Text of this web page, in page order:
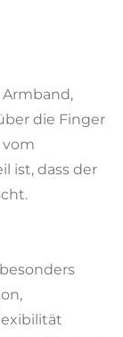
die Finger
ist, dass der